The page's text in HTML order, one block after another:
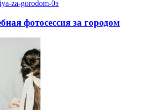
фотосессия за городом